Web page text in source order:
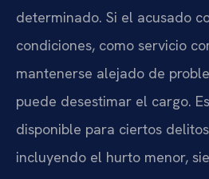
determinado. Si el acusado
condiciones, como servicio
mantenerse alejado de
puede desestimar el cargo.
disponible para ciertos
incluyendo el hurto menor,